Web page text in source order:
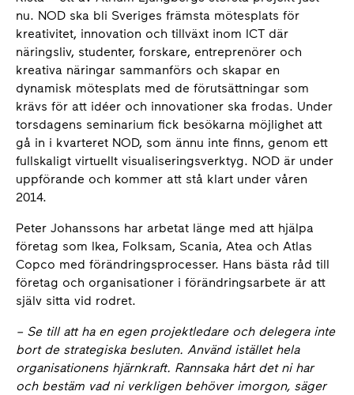
nu. NOD ska bli Sveriges främsta mötesplats för
kreativitet, innovation och tillväxt inom ICT där
näringsliv, studenter, forskare, entreprenörer och
kreativa näringar sammanförs och skapar en
dynamisk mötesplats med de förutsättningar som
krävs för att idéer och innovationer ska frodas. Under
torsdagens seminarium fick besökarna möjlighet att
gå in i kvarteret NOD, som ännu inte finns, genom ett
fullskaligt virtuellt visualiseringsverktyg. NOD är under
uppförande och kommer att stå klart under våren
2014.
Peter Johanssons har arbetat länge med att hjälpa
företag som Ikea, Folksam, Scania, Atea och Atlas
Copco med förändringsprocesser. Hans bästa råd till
företag och organisationer i förändringsarbete är att
själv sitta vid rodret.
– Se till att ha en egen projektledare och delegera inte
bort de strategiska besluten. Använd istället hela
organisationens hjärnkraft. Rannsaka hårt det ni har
och bestäm vad ni verkligen behöver imorgon, säger